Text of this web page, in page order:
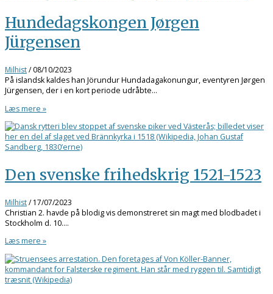
Hundedagskongen Jørgen
Jürgensen
Milhist/08/10/2023
På islandsk kaldes han Jörundur Hundadagakonungur, eventyren Jørgen
Jürgensen, der i en kort periode udråbte…
Læs mere »
Den svenske frihedskrig 1521-1523
Milhist/17/07/2023
Christian 2. havde på blodig vis demonstreret sin magt med blodbadet i
Stockholm d. 10.…
Læs mere »